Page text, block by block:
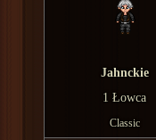
Jahnckie
1 Łowca
Classic